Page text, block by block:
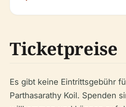
Ticketpreise
Es gibt keine Eintrittsgebühr
Parthasarathy Koil. Spenden